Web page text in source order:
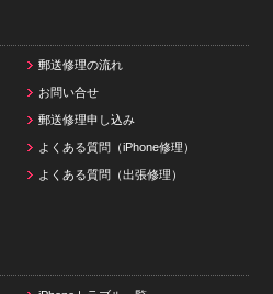
郵送修理の流れ
お問い合せ
郵送修理申し込み
よくある質問（iPhone修理）
よくある質問（出張修理）